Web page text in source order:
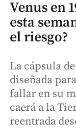
Venus en
esta
el riesgo?
La cápsula
diseñada
fallar en su
caerá a la
reentrada